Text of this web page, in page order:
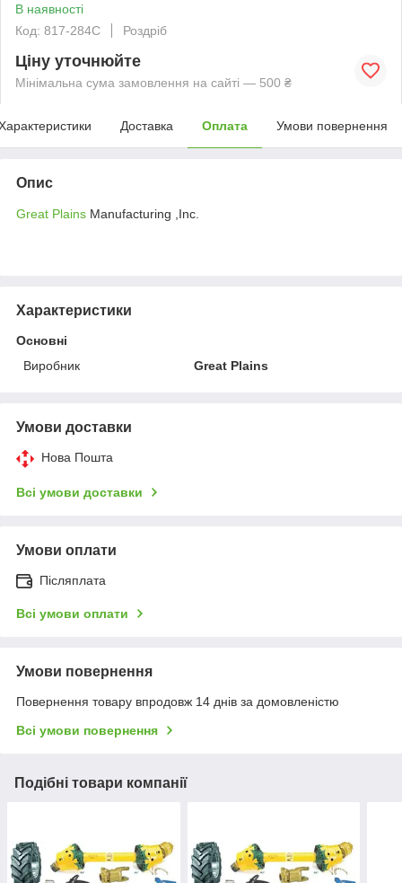
В наявності
Код: 817-284C
Роздріб
Ціну уточнюйте
Мінімальна сума замовлення на сайті — 500 ₴
Доставка Оплата Умови повернення
Опис
Great Plains Manufacturing ,Inc.
Характеристики
Основні
Виробник
Great Plains
Умови доставки
Нова Пошта
Всі умови доставки
Умови оплати
Післяплата
Всі умови оплати
Умови повернення
Повернення товару впродовж 14 днів за домовленістю
Всі умови повернення
Подібні товари компанії